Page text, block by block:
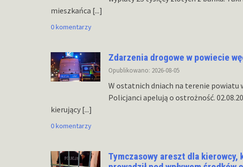
mieszkańca [...]
0 komentarzy
Zdarzenia drogowe w powiecie
Opublikowano: 2026-08-05
W ostatnich dniach na terenie powiatu
Policjanci apelują o ostrożność.
kierujący [...]
0 komentarzy
Tymczasowy areszt dla kierowcy,